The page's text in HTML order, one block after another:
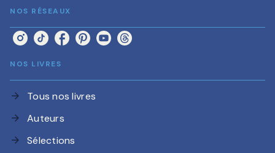
NOS RÉSEAUX
NOS LIVRES
arrow_forward Tous nos livres
arrow_forward Auteurs
arrow_forward Sélections